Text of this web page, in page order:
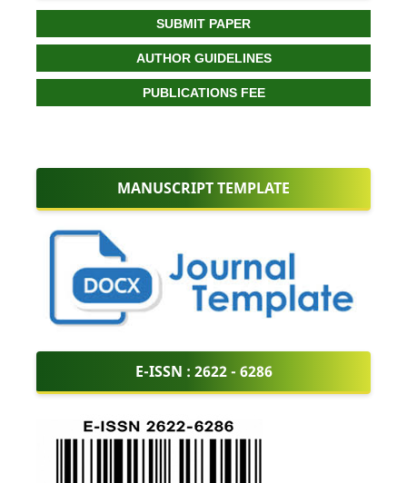
SUBMIT PAPER
AUTHOR GUIDELINES
PUBLICATIONS FEE
MANUSCRIPT TEMPLATE
E-ISSN : 2622 - 6286